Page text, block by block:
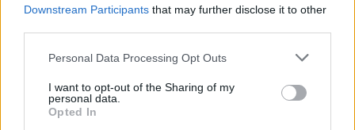
Downstream Participants that may further disclose it to other
Please note that this website/app uses one or more Google
not limited to your visit or usage behaviour. You may click to
grant or deny consent to Google and its third-party tags to
use your data for below specified purposes in below Google
Personal Data Processing Opt Outs
I want to opt-out of the Sharing of my
personal data.
Opted In
Követem